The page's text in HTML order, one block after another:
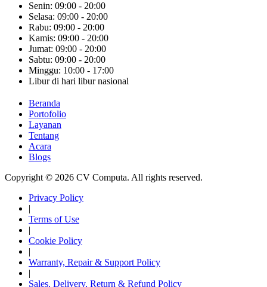
Senin: 09:00 - 20:00
Selasa: 09:00 - 20:00
Rabu: 09:00 - 20:00
Kamis: 09:00 - 20:00
Jumat: 09:00 - 20:00
Sabtu: 09:00 - 20:00
Minggu: 10:00 - 17:00
Libur di hari libur nasional
Beranda
Portofolio
Layanan
Tentang
Acara
Blogs
Copyright © 2026 CV Computa. All rights reserved.
Privacy Policy
|
Terms of Use
|
Cookie Policy
|
Warranty, Repair & Support Policy
|
Sales, Delivery, Return & Refund Policy